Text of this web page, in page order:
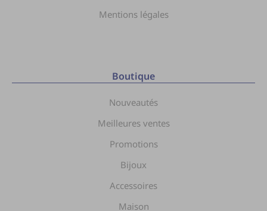
Mentions légales
Boutique
Nouveautés
Meilleures ventes
Promotions
Bijoux
Accessoires
Maison